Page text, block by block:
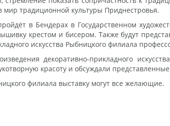
мир традиционной культуры Приднестровья.
в Бендерах в Государственном
крестом и бисером. Также будут
искусства Рыбницкого филиала
декоративно-прикладного
красоту и обсуждали
филиала выставку могут все желающие.